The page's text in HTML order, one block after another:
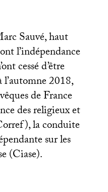
Sauvé, haut
l’indépendance
cessé d’être
l’automne 2018,
de France
des religieux et
la conduite
sur les
(Ciase).